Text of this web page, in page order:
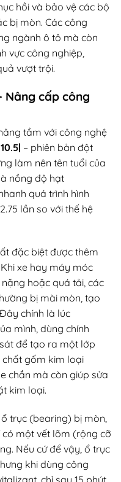
hồi và bảo vệ các bộ
bị mòn. Các công
ngành ô tô mà còn
vực công nghiệp,
vượt trội.
Nâng cấp công
tầm với công nghệ
– phiên bản đột
làm nên tên tuổi của
nồng độ hạt
quá trình hình
lần so với thế hệ
đặc biệt được thêm
xe hay máy móc
hoặc quá tải, các
bị mài mòn, tạo
chính là lúc
mình, dùng chính
để tạo ra một lớp
chất gốm kim loại
chắn mà còn giúp sửa
kim loại.
trục (bearing) bị mòn,
một vết lõm (rộng cỡ
Nếu cứ để vậy, ổ trục
khi dùng công